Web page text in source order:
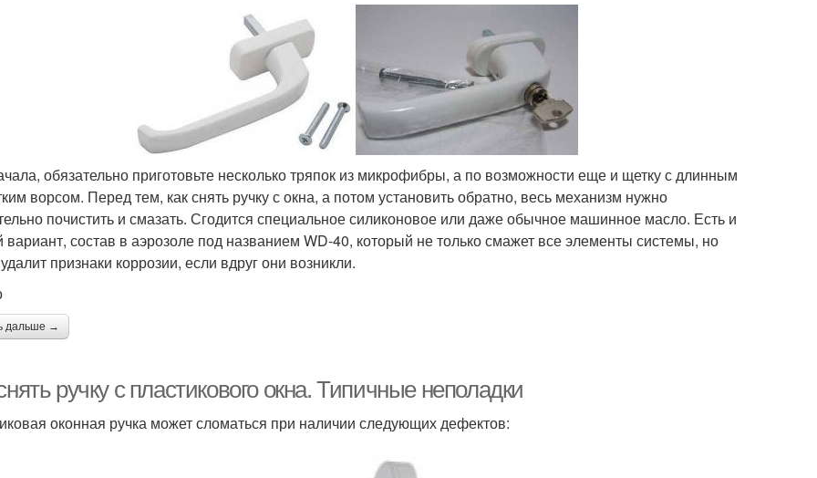
обязательно приготовьте несколько тряпок из микрофибры, а по возможности еще и щетку с длинным
ворсом. Перед тем, как снять ручку с окна, а потом установить обратно, весь механизм нужно
почистить и смазать. Сгодится специальное силиконовое или даже обычное машинное масло. Есть и
вариант, состав в аэрозоле под названием WD-40, который не только смажет все элементы системы, но
признаки коррозии, если вдруг они возникли.
дальше →
ручку с пластикового окна. Типичные неполадки
оконная ручка может сломаться при наличии следующих дефектов: